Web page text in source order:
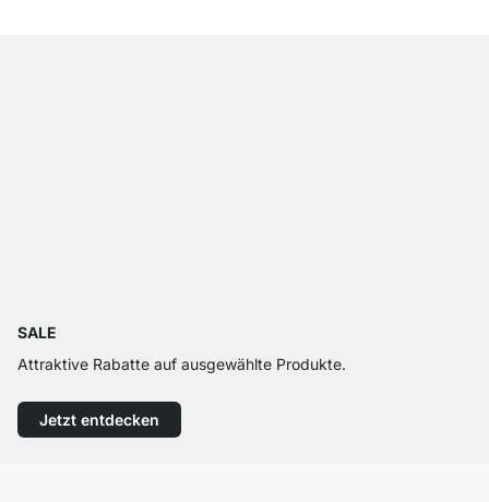
SALE
Attraktive Rabatte auf ausgewählte Produkte.
Jetzt entdecken